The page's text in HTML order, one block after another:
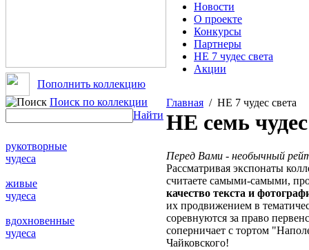
Пополнить коллекцию
Поиск по коллекции
Найти
рукотворные
чудеса
живые
чудеса
вдохновенные
чудеса
Новости
О проекте
Конкурсы
Партнеры
НЕ 7 чудес света
Акции
Главная / НЕ 7 чудес света
НЕ семь
Перед Вами - необычный
Рассматривая экспонаты
считаете самыми-самыми,
качество текста и
их продвижением в
соревнуются за право
соперничает с тортом
Чайковского!